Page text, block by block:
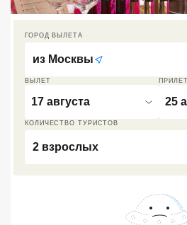
ВЫЛЕТ
17 августа
ПРИЛЕТ
25
КОЛИЧЕСТВО ТУРИСТОВ
2 взрослых
ГОРОД ВЫЛЕТА
из Москвы
Абхазия
Большой Сочи
Экскурсионные туры
VIP отели 5 звезд
ТОП 10 лучших отелей 5*